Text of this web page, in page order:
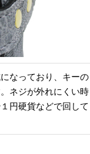
なっており、キーの
ネジが外れにくい時
円硬貨などで回して